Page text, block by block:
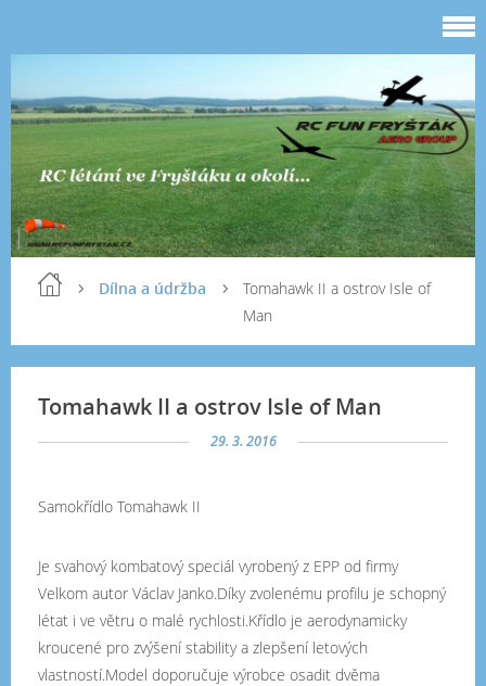
Dílna a údržba
Tomahawk II a ostrov Isle of
Man
Tomahawk II a ostrov Isle of Man
29. 3. 2016
Samokřídlo Tomahawk II
Je svahový kombatový speciál vyrobený z EPP od firmy
Velkom autor Václav Janko.Díky zvolenému profilu je schopný
létat i ve větru o malé rychlosti.Křídlo je aerodynamicky
kroucené pro zvýšení stability a zlepšení letových
vlastností.Model doporučuje výrobce osadit dvěma